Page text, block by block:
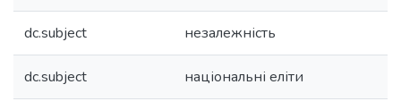
dc.subject незалежність
dc.subject національні еліти